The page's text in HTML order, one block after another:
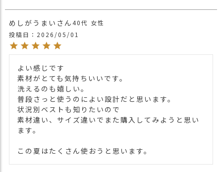
めしがうまい 40代 女性
投稿日
2026/05/01
よい感じです
素材がとても気持ちいいです。
洗えるのも嬉しい。
普段さっと使うのによい設計だと思います。
状況別ベストも知りたいので
素材違い、サイズ違いでまた購入してみようと思い
ます。
この夏はたくさん使おうと思います。